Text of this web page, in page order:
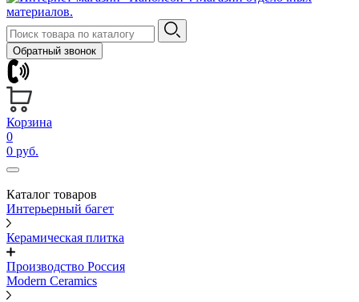
Обратный звонок
Корзина
0
0 руб.
Каталог товаров
Интерьерный багет
Керамическая плитка
Производство Россия
Modern Ceramics